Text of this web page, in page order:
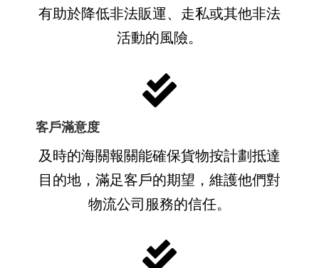
有助於降低非法販運、走私或其他非法
活動的風險。
客戶滿意度
及時的海關報關能確保貨物按計劃抵達
目的地，滿足客戶的期望，維護他們對
物流公司服務的信任。